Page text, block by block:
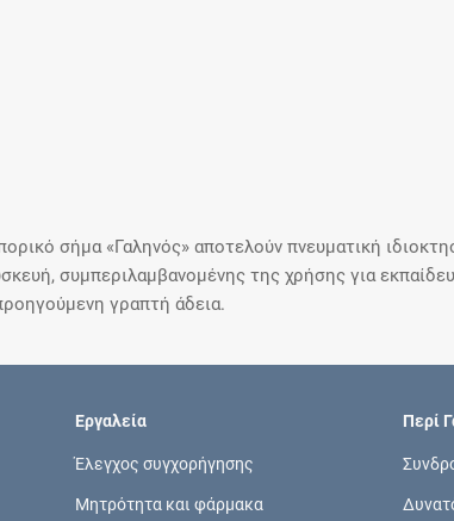
σήμα «Γαληνός» αποτελούν πνευματική
συμπεριλαμβανομένης της χρήσης για
γραπτή άδεια.
Εργαλεία
Έλεγχος συγχορήγησης
Μητρότητα και φάρμακα
Περί